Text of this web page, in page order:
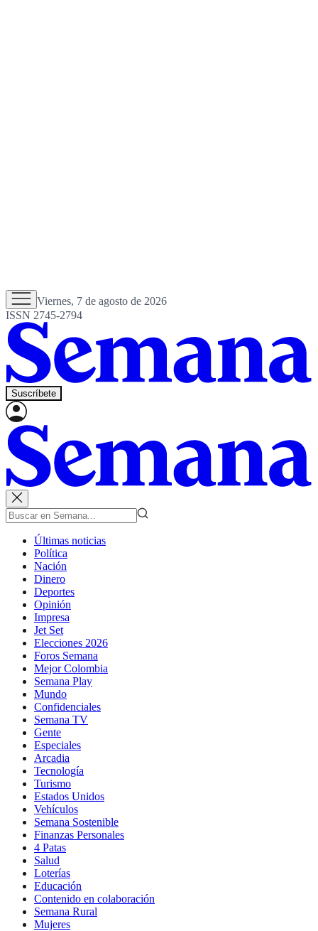
Viernes, 7 de agosto de 2026
ISSN 2745-2794
Suscríbete
Últimas noticias
Política
Nación
Dinero
Deportes
Opinión
Impresa
Jet Set
Elecciones 2026
Foros Semana
Mejor Colombia
Semana Play
Mundo
Confidenciales
Semana TV
Gente
Especiales
Arcadia
Tecnología
Turismo
Estados Unidos
Vehículos
Semana Sostenible
Finanzas Personales
4 Patas
Salud
Loterías
Educación
Contenido en colaboración
Semana Rural
Mujeres